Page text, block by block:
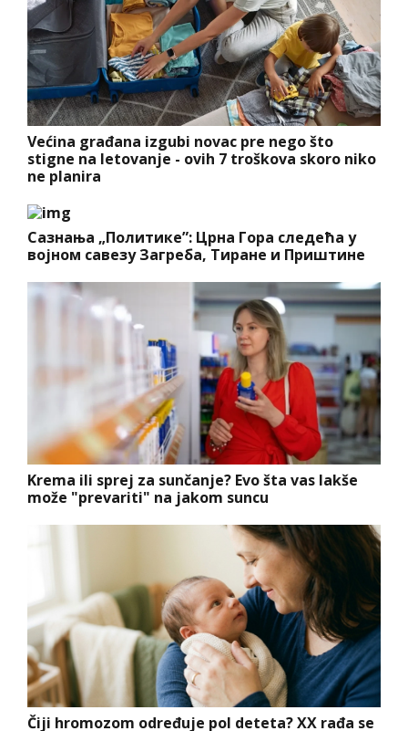
Većina građana izgubi novac pre nego što
stigne na letovanje - ovih 7 troškova skoro niko
ne planira
Сазнања „Политике”: Црна Гора следећа у
војном савезу Загреба, Тиране и Приштине
Krema ili sprej za sunčanje? Evo šta vas lakše
može "prevariti" na jakom suncu
Čiji hromozom određuje pol deteta? XX rađa se